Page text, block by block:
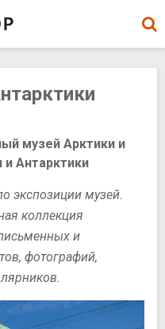
музей Арктики и
Антарктики
экспозиции музей.
коллекция
и
фотографий,